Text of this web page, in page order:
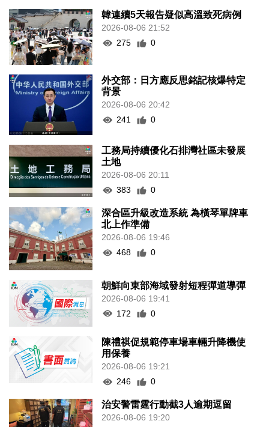
韓連續5天報告疑似高溫致死病例
2026-08-06 21:52
275
0
外交部：日方應反思銘記核爆特定
背景
2026-08-06 20:42
241
0
工務局持續優化石排灣社區未發展
土地
2026-08-06 20:11
383
0
深合區升級改造系統 為橫琴單牌車
北上作準備
2026-08-06 19:46
468
0
朝鮮向東部海域發射短程彈道導彈
2026-08-06 19:41
172
0
陳禮祺促規範停車場車輛升降機使
用保養
2026-08-06 19:21
246
0
治安警雷霆行動截3人逾期逗留
2026-08-06 19:20